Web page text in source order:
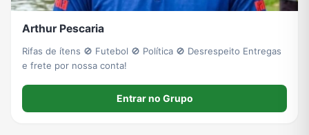
Arthur Pescaria
Rifas de ítens 🚫 Futebol 🚫 Política 🚫 Desrespeito Entregas
e frete por nossa conta!
Entrar no Grupo